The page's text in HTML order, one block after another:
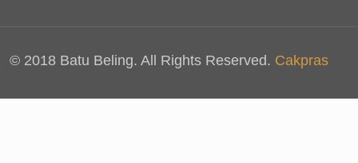
© 2018 Batu Beling. All Rights Reserved. Cakpras